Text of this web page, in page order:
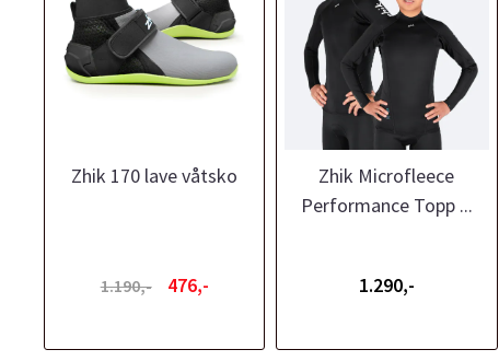
Zhik 170 lave våtsko
1.190,- 476,-
Zhik Microfleece
Performance Topp ...
1.290,-